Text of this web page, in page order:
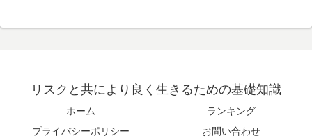
リスクと共により良く生きるための基礎知識
ホーム
ランキング
プライバシーポリシー
お問い合わせ